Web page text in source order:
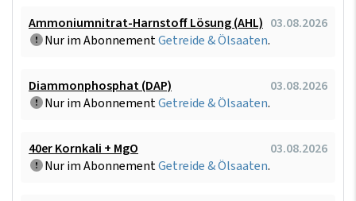
Ammoniumnitrat-Harnstoff Lösung (AHL) 03.08.2026
Nur im AbonnementGetreide & Ölsaaten.
Diammonphosphat (DAP)
03.08.2026
Nur im AbonnementGetreide & Ölsaaten.
40er Kornkali + MgO
03.08.2026
Nur im AbonnementGetreide & Ölsaaten.